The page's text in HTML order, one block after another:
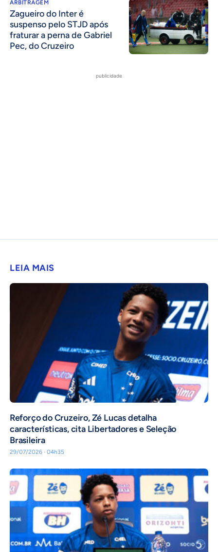
ARBITRAGEM
Zagueiro do Inter é
suspenso pelo STJD após
fraturar a perna de Gabriel
Pec, do Cruzeiro
publicidade
LEIA MAIS
⁠Reforço do Cruzeiro, Zé Lucas detalha
características, cita Libertadores e Seleção
Brasileira
29/07/2026 · 04h35